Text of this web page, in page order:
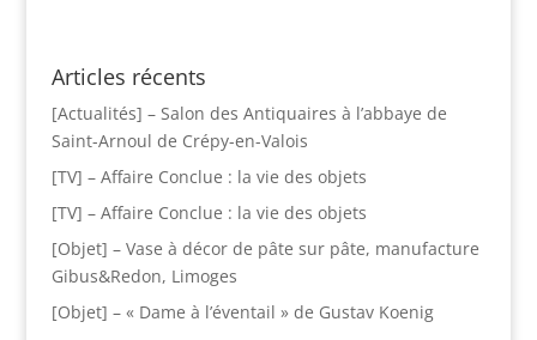
Articles récents
[Actualités] – Salon des Antiquaires à l’abbaye de
Saint-Arnoul de Crépy-en-Valois
[TV] – Affaire Conclue : la vie des objets
[TV] – Affaire Conclue : la vie des objets
[Objet] – Vase à décor de pâte sur pâte, manufacture
Gibus&Redon, Limoges
[Objet] – « Dame à l’éventail » de Gustav Koenig